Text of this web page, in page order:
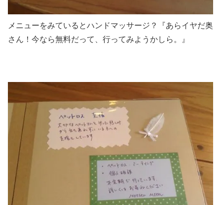
メニューをみているとハンドマッサージ？『あらイヤだ奥
さん！今なら無料だって、行ってみようかしら。』